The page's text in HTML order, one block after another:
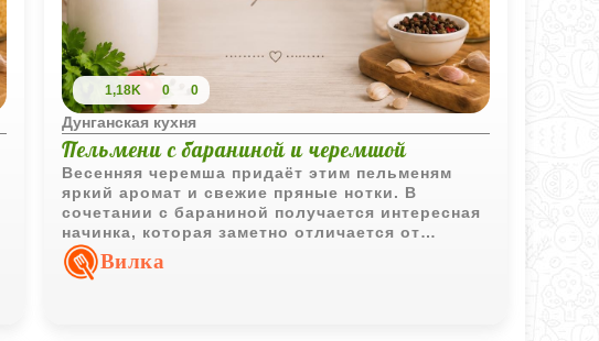
1,18K 0 0
Дунганская кухня
Пельмени с бараниной и черемшой
Весенняя черемша придаёт этим пельменям
яркий аромат и свежие пряные нотки. В
сочетании с бараниной получается интересная
начинка, которая заметно отличается от
привычных вариантов.
Вилка